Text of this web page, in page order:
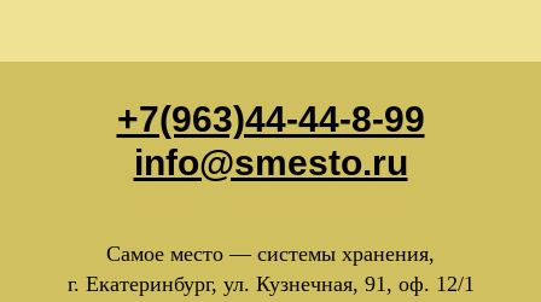
+7(963)44-44-8-99
info@smesto.ru
Самое место — системы хранения,
г. Екатеринбург, ул. Кузнечная, 91, оф. 12/1